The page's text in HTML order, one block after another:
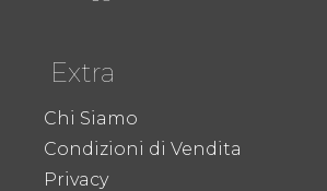
Extra
Chi Siamo
Condizioni di Vendita
Privacy